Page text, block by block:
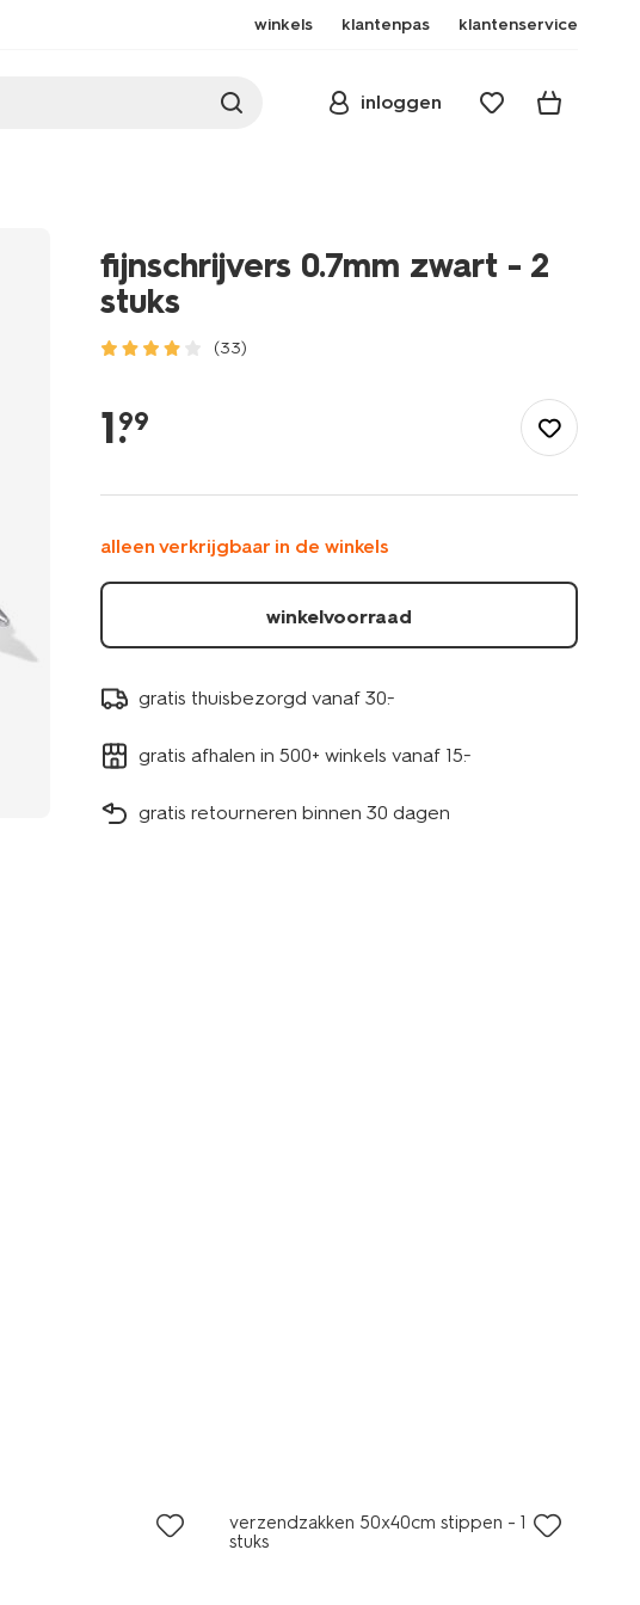
winkels klantenpas klantenservice
inloggen
fijnschrijvers 0.7mm zwart - 2
stuks
(33)
0.7mm-
14400429.html
1.
99
alleen verkrijgbaar in de winkels
winkelvoorraad
gratis thuisbezorgd vanaf 30.-
gratis afhalen in 500+ winkels vanaf 15.-
gratis retourneren binnen 30 dagen
verzendzakken 50x40cm stippen - 10
stuks